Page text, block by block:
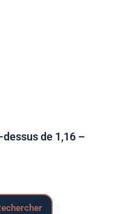
de 1,16 –